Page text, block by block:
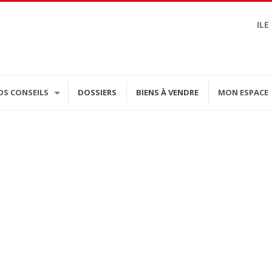
ILE
CONSEILS DOSSIERS BIENS À VENDRE MON ESPACE